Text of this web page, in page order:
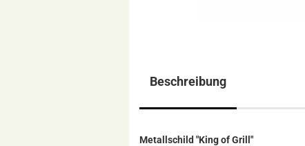
Beschreibung
Metallschild "King of Grill"